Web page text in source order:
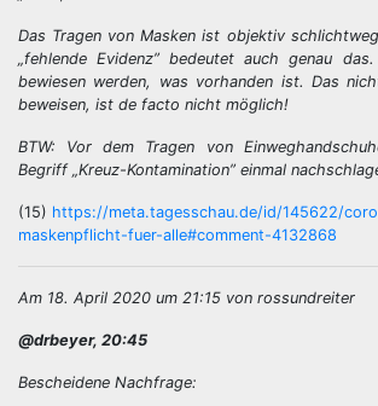
Das Tragen von Masken ist objektiv
„fehlende Evidenz” bedeutet auch genau
bewiesen werden, was vorhanden ist. Das
beweisen, ist de facto nicht möglich!
BTW: Vor dem Tragen von
Begriff „Kreuz-Kontamination” einmal
(15) https://meta.tagesschau.de/id/145622/
maskenpflicht-fuer-alle#comment-4132868
Am 18. April 2020 um 21:15 von rossundreiter
@drbeyer, 20:45
Bescheidene Nachfrage: